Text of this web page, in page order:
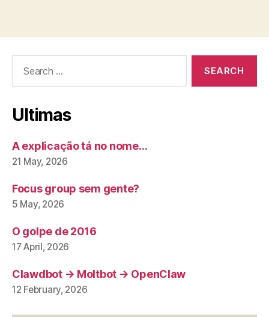
Ultimas
A explicação tá no nome…
21 May, 2026
Focus group sem gente?
5 May, 2026
O golpe de 2016
17 April, 2026
Clawdbot → Moltbot → OpenClaw
12 February, 2026